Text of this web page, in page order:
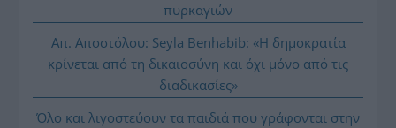
πυρκαγιών
Απ. Αποστόλου: Seyla Benhabib: «Η δημοκρατία
κρίνεται από τη δικαιοσύνη και όχι μόνο από τις
διαδικασίες»
Όλο και λιγοστεύουν τα παιδιά που γράφονται στην